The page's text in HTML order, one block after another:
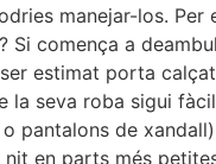
manejar-los. Per
Si comença a
ser estimat porta
la seva roba sigui
pantalons de
nit en parts més